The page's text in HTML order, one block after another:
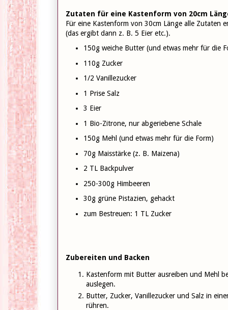
Zutaten für eine Kastenform von 20cm
Für eine Kastenform von 30cm Länge alle Zutaten
(das ergibt dann z. B. 5 Eier etc.).
150g weiche Butter (und etwas mehr für die
110g Zucker
1/2 Vanillezucker
1 Prise Salz
3 Eier
1 Bio-Zitrone, nur abgeriebene Schale
150g Mehl (und etwas mehr für die Form)
70g Maisstärke (z. B. Maizena)
2 TL Backpulver
250-300g Himbeeren
30g grüne Pistazien, gehackt
zum Bestreuen: 1 TL Zucker
Zubereiten und Backen
Kastenform mit Butter ausreiben und Mehl
auslegen.
Butter, Zucker, Vanillezucker und Salz in
rühren.